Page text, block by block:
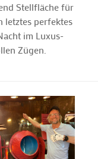
Stellfläche für
letztes perfektes
im Luxus-
Zügen.